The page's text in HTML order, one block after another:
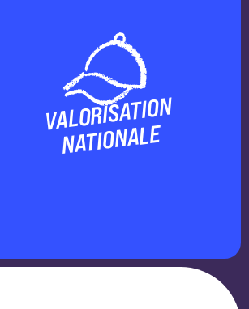
VALORISATION
NATIONALE